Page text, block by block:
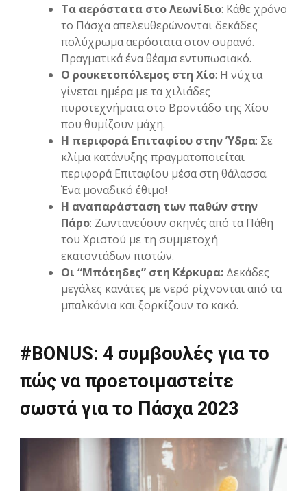
Τα αερόστατα στο Λεωνίδιο: Κάθε χρόνο
το Πάσχα απελευθερώνονται δεκάδες
πολύχρωμα αερόστατα στον ουρανό.
Πραγματικά ένα θέαμα εντυπωσιακό.
Ο ρουκετοπόλεμος στη Χίο: Η νύχτα
γίνεται ημέρα με τα χιλιάδες
πυροτεχνήματα στο Βροντάδο της Χίου
που θυμίζουν μάχη.
Η περιφορά Επιταφίου στην Ύδρα: Σε
κλίμα κατάνυξης πραγματοποιείται
περιφορά Επιταφίου μέσα στη θάλασσα.
Ένα μοναδικό έθιμο!
Η αναπαράσταση των παθών στην
Πάρο: Ζωντανεύουν σκηνές από τα Πάθη
του Χριστού με τη συμμετοχή
εκατοντάδων πιστών.
Οι “Μπότηδες” στη Κέρκυρα: Δεκάδες
μεγάλες κανάτες με νερό ρίχνονται από τα
μπαλκόνια και ξορκίζουν το κακό.
#BONUS: 4 συμβουλές για το
πώς να προετοιμαστείτε
σωστά για το Πάσχα 2023